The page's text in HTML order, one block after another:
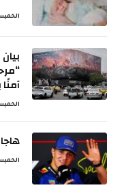
الخميس 06 أغسطس
الخميس 06 أغسطس
الخميس 06 أغسطس